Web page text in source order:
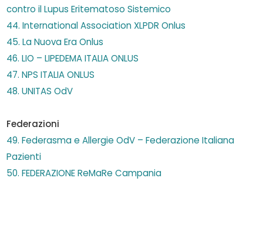
contro il Lupus Eritematoso Sistemico
44. International Association XLPDR Onlus
45. La Nuova Era Onlus
46. LIO – LIPEDEMA ITALIA ONLUS
47. NPS ITALIA ONLUS
48. UNITAS OdV
Federazioni
49. Federasma e Allergie OdV – Federazione Italiana
Pazienti
50. FEDERAZIONE ReMaRe Campania